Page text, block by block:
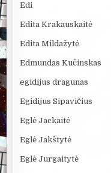
Edi
Edita Krakauskaitė
Edita Mildažytė
Edmundas Kučinskas
egidijus dragunas
Egidijus Sipavičius
Eglė Jackaitė
Eglė Jakštytė
Eglė Jurgaitytė